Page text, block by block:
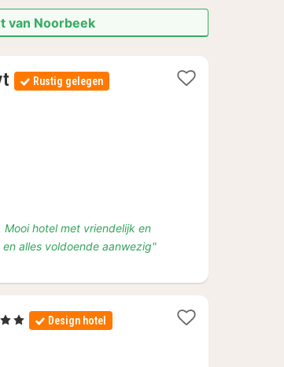
van Noorbeek
1
nacht
Rustig gelegen
hotel met vriendelijk en
alles voldoende aanwezig"
Design hotel